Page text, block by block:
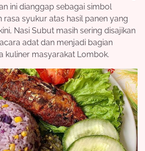
ini dianggap sebagai simbol
rasa syukur atas hasil panen yang
Nasi Subut masih sering disajikan
adat dan menjadi bagian
kuliner masyarakat Lombok.